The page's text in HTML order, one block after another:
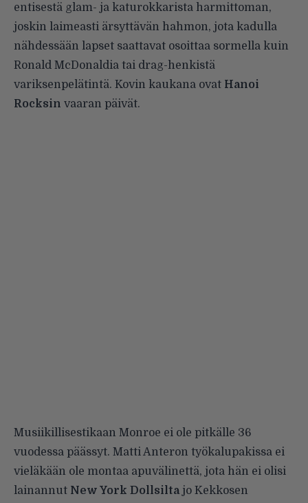
entisestä glam- ja katurokkarista harmittoman,
joskin laimeasti ärsyttävän hahmon, jota kadulla
nähdessään lapset saattavat osoittaa sormella kuin
Ronald McDonaldia tai drag-henkistä
variksenpelätintä. Kovin kaukana ovat Hanoi
Rocksin vaaran päivät.
Musiikillisestikaan Monroe ei ole pitkälle 36
vuodessa päässyt. Matti Anteron työkalupakissa ei
vieläkään ole montaa apuvälinettä, jota hän ei olisi
lainannut New York Dollsiltajo Kekkosen